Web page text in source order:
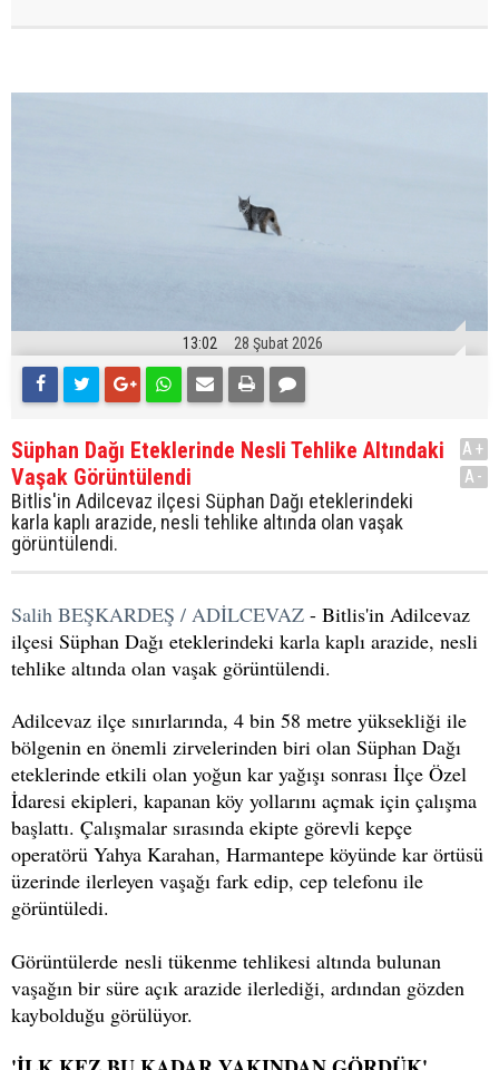
13:02 28 Şubat 2026
Süphan Dağı Eteklerinde Nesli Tehlike Altındaki
Vaşak Görüntülendi
Bitlis'in Adilcevaz ilçesi Süphan Dağı eteklerindeki
karla kaplı arazide, nesli tehlike altında olan vaşak
görüntülendi.
A+
A-
Salih BEŞKARDEŞ / ADİLCEVAZ - Bitlis'in Adilcevaz
ilçesi Süphan Dağı eteklerindeki karla kaplı arazide, nesli
tehlike altında olan vaşak görüntülendi.
Adilcevaz ilçe sınırlarında, 4 bin 58 metre yüksekliği ile
bölgenin en önemli zirvelerinden biri olan Süphan Dağı
eteklerinde etkili olan yoğun kar yağışı sonrası İlçe Özel
İdaresi ekipleri, kapanan köy yollarını açmak için çalışma
başlattı. Çalışmalar sırasında ekipte görevli kepçe
operatörü Yahya Karahan, Harmantepe köyünde kar örtüsü
üzerinde ilerleyen vaşağı fark edip, cep telefonu ile
görüntüledi.
Görüntülerde nesli tükenme tehlikesi altında bulunan
vaşağın bir süre açık arazide ilerlediği, ardından gözden
kaybolduğu görülüyor.